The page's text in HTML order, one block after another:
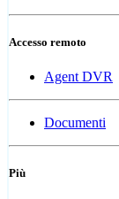
Accesso remoto
Agent DVR
Documenti
Più